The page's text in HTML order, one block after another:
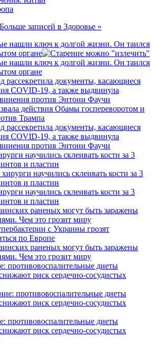
Больше записей в Здоровье »
нашли ключ к долгой жизни. Он таился
органе
нашли ключ к долгой жизни. Он таился
органе
рассекретила документы, касающиеся
COVID-19, а также выдвинула
против Энтони Фаучи
рассекретила документы, касающиеся
COVID-19, а также выдвинула
против Энтони Фаучи
научились склеивать кости за 3
и пластин
научились склеивать кости за 3
и пластин
раненых могут быть заражены
Чем это грозит миру
раненых могут быть заражены
Чем это грозит миру
противовоспалительные диеты
риск сердечно-сосудистых
противовоспалительные диеты
риск сердечно-сосудистых